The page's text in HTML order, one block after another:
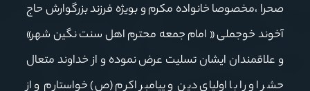
صحرا ،مخصوصا خانواده مکرم و بویژه فرزند بزرگوارش حاج
آخوند خوجملی « امام جمعه محترم اهل سنت نگین شهر»
و علاقمندان ایشان تسلیت عرض نموده و از خداوند متعال
حشر او را با اولیای دین و پیامبر اکرم (ص) خواستارم و از